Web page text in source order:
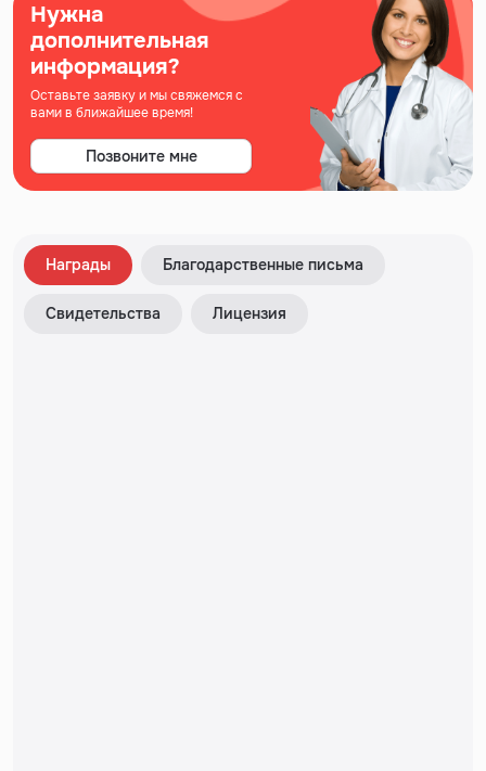
Нужна
дополнительная
информация?
Оставьте заявку и мы свяжемся с
вами в ближайшее время!
Позвоните мне
Награды Благодарственные письма
Свидетельства Лицензия